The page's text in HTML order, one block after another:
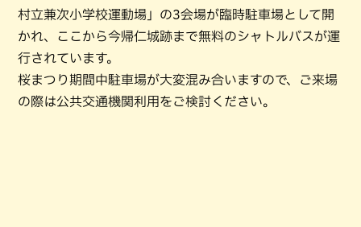
村立兼次小学校運動場」の3会場が臨時駐車場として開
かれ、ここから今帰仁城跡まで無料のシャトルバスが運
行されています。
桜まつり期間中駐車場が大変混み合いますので、ご来場
の際は公共交通機関利用をご検討ください。